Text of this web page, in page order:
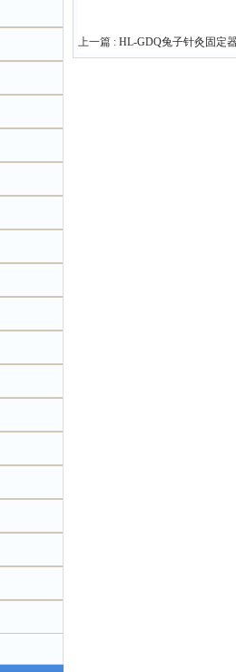
上一篇 : HL-GDQ兔子针灸固定